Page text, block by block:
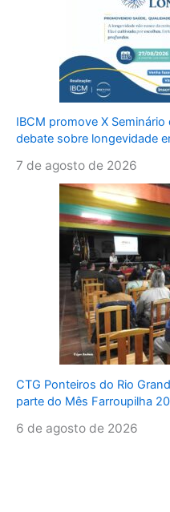
IBCM promove X
debate sobre longevidade
7 de agosto de 2026
CTG Ponteiros do Rio
parte do Mês Farroupilha
6 de agosto de 2026